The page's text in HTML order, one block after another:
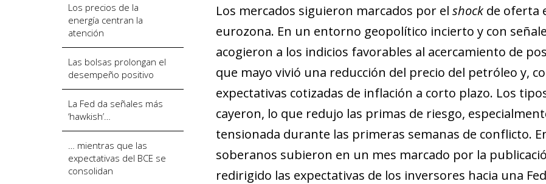
Los precios de la
energía centran la
atención
Las bolsas prolongan el
desempeño positivo
La Fed da señales más
‘hawkish’…
… mientras que las
expectativas del BCE se
consolidan
Los mercados siguieron marcados por el shockde oferta
eurozona. En un entorno geopolítico incierto y con
acogieron a los indicios favorables al acercamiento de
que mayo vivió una reducción del precio del petróleo y,
expectativas cotizadas de inflación a corto plazo. Los
cayeron, lo que redujo las primas de riesgo,
tensionada durante las primeras semanas de conflicto.
soberanos subieron en un mes marcado por la
redirigido las expectativas de los inversores hacia una